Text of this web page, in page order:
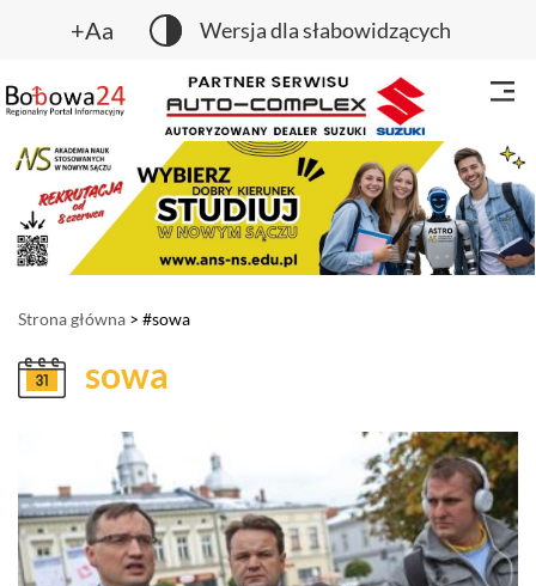
+Aa Wersja dla słabowidzących
Strona główna > #sowa
sowa